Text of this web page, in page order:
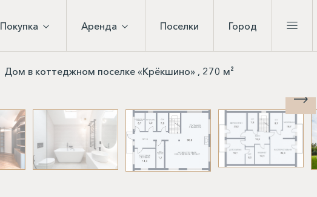
Покупка Аренда Поселки Город
Дом в коттеджном поселке «Крёкшино» , 270 м²